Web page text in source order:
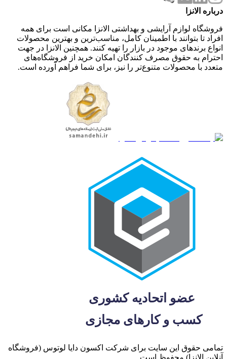
درباره الانزا
فروشگاه لوازم آرایشی و بهداشتی الانزا مکانی است برای همه
افراد تا بتوانند با اطمینان کامل، مناسب‌ترین و بهترین محصولات
انواع برندهای موجود در بازار را تهیه کنند. همچنین الانزا در جهت
احترام به حقوق مصرف کنندگان امکان خرید از فروشگاه‌های
متعدد با محصولات متنوع‌تر را نیز، برای شما فراهم آورده است.
تمامی حقوق این سایت برای شرکت اکسون دایا لوتوس (فروشگاه
آنلاین الانزا) محفوظ است